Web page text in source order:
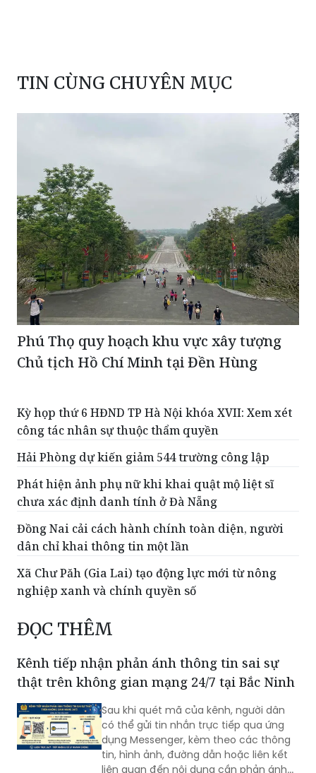
TIN CÙNG CHUYÊN MỤC
Phú Thọ quy hoạch khu vực xây tượng
Chủ tịch Hồ Chí Minh tại Đền Hùng
Kỳ họp thứ 6 HĐND TP Hà Nội khóa XVII: Xem xét
công tác nhân sự thuộc thẩm quyền
Hải Phòng dự kiến giảm 544 trường công lập
Phát hiện ảnh phụ nữ khi khai quật mộ liệt sĩ
chưa xác định danh tính ở Đà Nẵng
Đồng Nai cải cách hành chính toàn diện, người
dân chỉ khai thông tin một lần
Xã Chư Păh (Gia Lai) tạo động lực mới từ nông
nghiệp xanh và chính quyền số
ĐỌC THÊM
Kênh tiếp nhận phản ánh thông tin sai sự
thật trên không gian mạng 24/7 tại Bắc Ninh
Sau khi quét mã của kênh, người dân
có thể gửi tin nhắn trực tiếp qua ứng
dụng Messenger, kèm theo các thông
tin, hình ảnh, đường dẫn hoặc liên kết
liên quan đến nội dung cần phản ánh...